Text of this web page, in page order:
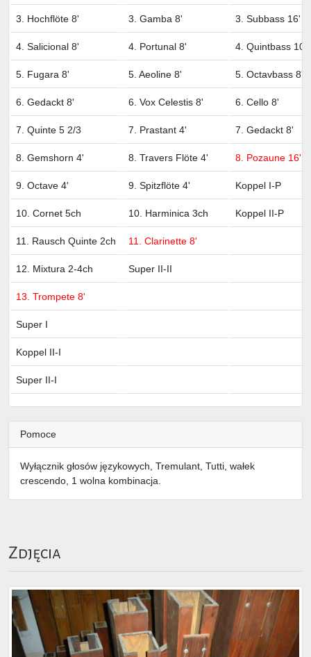
3. Hochflöte 8' 3. Gamba 8' 3. Subbass 16'
4. Salicional 8' 4. Portunal 8' 4. Quintbass 10
5. Fugara 8' 5. Aeoline 8' 5. Octavbass 8'
6. Gedackt 8' 6. Vox Celestis 8' 6. Cello 8'
7. Quinte 5 2/3 7. Prastant 4' 7. Gedackt 8'
8. Gemshorn 4' 8. Travers Flöte 4' 8. Pozaune 16'
9. Octave 4' 9. Spitzflöte 4' Koppel I-P
10. Cornet 5ch 10. Harminica 3ch Koppel II-P
11. Rausch Quinte 2ch 11. Clarinette 8'
12. Mixtura 2-4ch Super II-II
13. Trompete 8'
Super I
Koppel II-I
Super II-I
Pomoce
Wyłącznik głosów językowych, Tremulant, Tutti, wałek
crescendo, 1 wolna kombinacja.
Zdjęcia